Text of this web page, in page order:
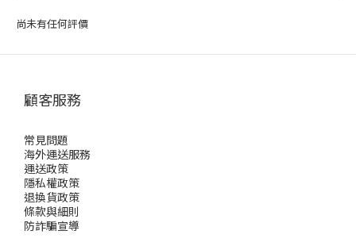
尚未有任何評價
顧客服務
常見問題
海外運送服務
運送政策
隱私權政策
退換貨政策
條款與細則
防詐騙宣導